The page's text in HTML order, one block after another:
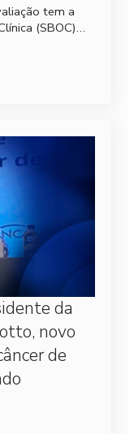
tem a
(SBOC)…
da
novo
de